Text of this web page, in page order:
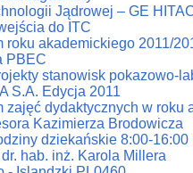
Jądrowej – GE
do ITC
roku akademickiego 2011/
PBEC
stanowisk pokazowo-
S.A. Edycja 2011
zajęć dydaktycznych w roku
Kazimierza Brodowicza
dziekańskie 8:00-16:00
dr. hab. inż. Karola Millera